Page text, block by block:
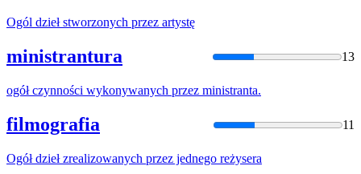
Ogól dzieł stworzonych przez artystę
ministrantura 13
ogółczynności wykonywanych przez ministranta.
filmografia 11
Ogółdzieł zrealizowanych przez jednego reżysera